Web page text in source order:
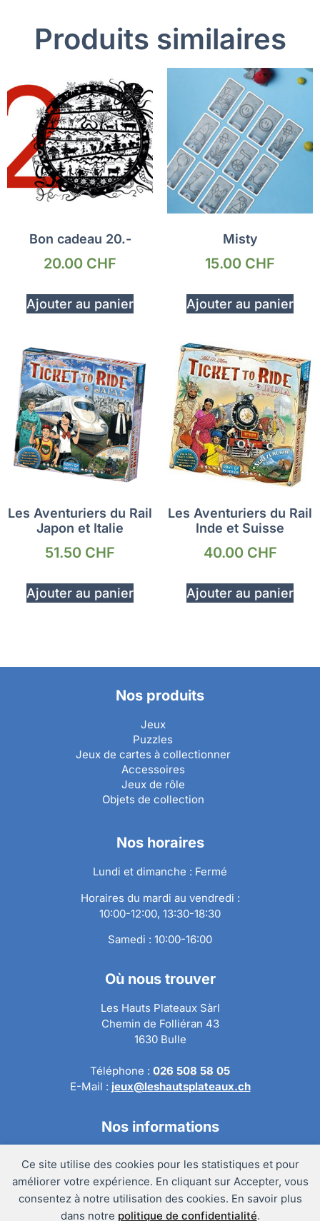
Ce site utilise des cookies pour les statistiques et pour
améliorer votre expérience. En cliquant sur Accepter, vous
consentez à notre utilisation des cookies. En savoir plus
dans notre politique de confidentialité.
Produits similaires
Bon cadeau 20.-
20.00 CHF
Ajouter au panier
Misty
15.00 CHF
Ajouter au panier
Les Aventuriers du Rail
Japon et Italie
51.50 CHF
Ajouter au panier
Les Aventuriers du Rail
Inde et Suisse
40.00 CHF
Ajouter au panier
Nos produits
Jeux
Puzzles
Jeux de cartes à collectionner
Accessoires
Jeux de rôle
Objets de collection
Nos horaires
Lundi et dimanche : Fermé
Horaires du mardi au vendredi :
10:00-12:00, 13:30-18:30
Samedi : 10:00-16:00
Où nous trouver
Les Hauts Plateaux Sàrl
Chemin de Folliéran 43
1630 Bulle
Téléphone : 026 508 58 05
E-Mail : jeux@leshautsplateaux.ch
Nos informations
Politique de confidentialité
Politique de retour
Mentions légales